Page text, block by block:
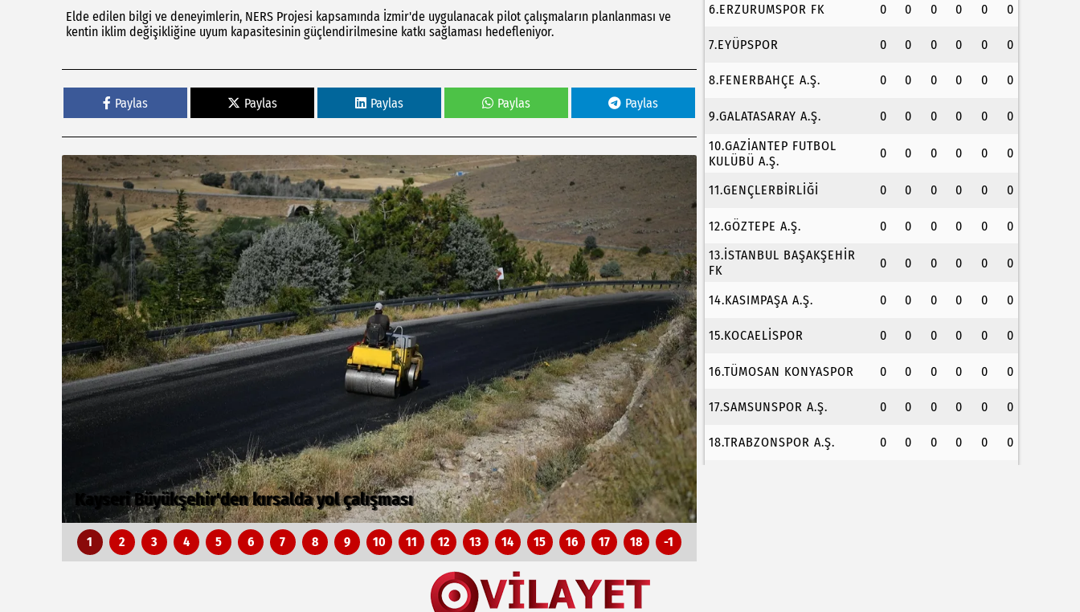
Elde edilen bilgi ve deneyimlerin, NERS Projesi kapsamında İzmir'de uygulanacak pilot çalışmaların planlanması ve
kentin iklim değişikliğine uyum kapasitesinin güçlendirilmesine katkı sağlaması hedefleniyor.
Paylas Paylas Paylas Paylas Paylas
Avusturya Şansölyesi Stocker, Türkiye’ye geliyor
1 2 3 4 5 6 7 8 9 10 11 12 13 14 15 16 17 18 -1
6.ERZURUMSPOR FK 0 0 0 0 0 0
7.EYÜPSPOR 0 0 0 0 0 0
8.FENERBAHÇE A.Ş. 0 0 0 0 0 0
9.GALATASARAY A.Ş. 0 0 0 0 0
0
10.GAZİANTEP FUTBOL
KULÜBÜ A.Ş.
0 0 0 0 0 0
11.GENÇLERBİRLİĞİ 0 0 0 0 0 0
12.GÖZTEPE A.Ş. 0 0 0 0 0
0
13.İSTANBUL BAŞAKŞEHİR
FK
0 0 0 0 0 0
14.KASIMPAŞA A.Ş. 0 0 0 0 0 0
15.KOCAELİSPOR 0 0 0 0 0 0
16.TÜMOSAN KONYASPOR 0 0 0 0 0 0
17.SAMSUNSPOR A.Ş. 0 0 0 0 0 0
18.TRABZONSPOR A.Ş. 0 0 0 0 0 0